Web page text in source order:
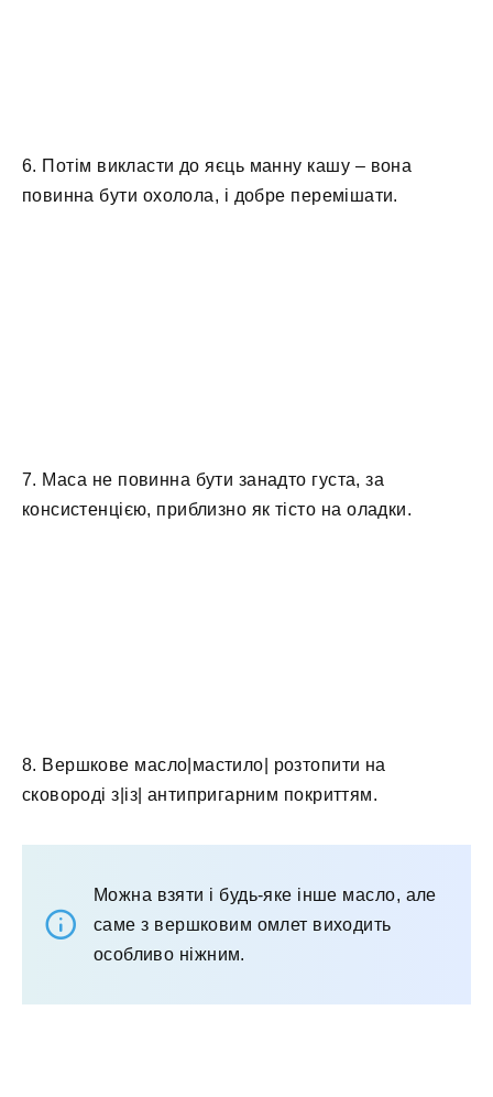
6. Потім викласти до яєць манну кашу – вона
повинна бути охолола, і добре перемішати.
7. Маса не повинна бути занадто густа, за
консистенцією, приблизно як тісто на оладки.
8. Вершкове масло|мастило| розтопити на
сковороді з|із| антипригарним покриттям.
Можна взяти і будь-яке інше масло, але
саме з вершковим омлет виходить
особливо ніжним.